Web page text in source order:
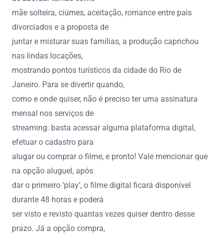
mãe solteira, ciúmes, aceitação, romance entre pais
divorciados e a proposta de
juntar e misturar suas famílias, a produção caprichou
nas lindas locações,
mostrando pontos turísticos da cidade do Rio de
Janeiro. Para se divertir quando,
como e onde quiser, não é preciso ter uma assinatura
mensal nos serviços de
streaming: basta acessar alguma plataforma digital,
efetuar o cadastro para
alugar ou comprar o filme, e pronto! Vale mencionar que
na opção aluguel, após
dar o primeiro ‘play’, o filme digital ficará disponível
durante 48 horas e poderá
ser visto e revisto quantas vezes quiser dentro desse
prazo. Já a opção compra,